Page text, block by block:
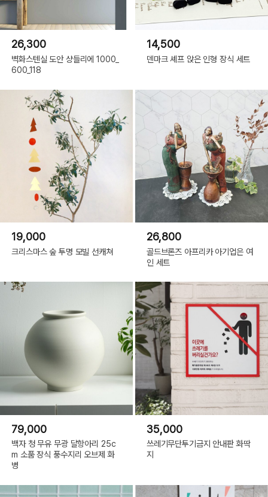
26,300
벽화스텐실 도안 샹들리에 1000_
600_118
14,500
덴마크 셰프 앉은 인형 장식 세트
19,000
크리스마스 숲 투명 모빌 선캐쳐
26,800
골드브론즈 아프리카 아기업은 여
인 세트
79,000
백자 청 무유 무광 달항아리 25c
m 소품 장식 풍수지리 오브제 화
병
35,000
쓰레기무단투기금지 안내판 화딱
지